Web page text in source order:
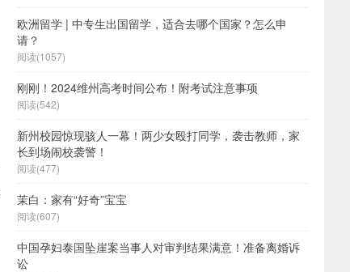
欧洲留学 | 中专生出国留学，适合去哪个国家？怎么申
请？
阅读(1057)
刚刚！2024维州高考时间公布！附考试注意事项
阅读(542)
新州校园惊现骇人一幕！两少女殴打同学，袭击教师，家
长到场闹校袭警！
阅读(477)
茉白：家有“好奇”宝宝
阅读(607)
中国孕妇泰国坠崖案当事人对审判结果满意！准备离婚诉
讼